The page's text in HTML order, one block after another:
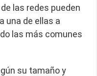
las redes pueden
una de ellas a
las más comunes
su tamaño y